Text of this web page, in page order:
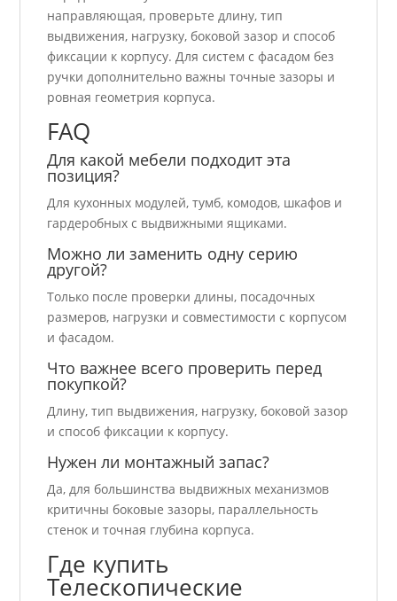
направляющая, проверьте длину, тип
выдвижения, нагрузку, боковой зазор и способ
фиксации к корпусу. Для систем с фасадом без
ручки дополнительно важны точные зазоры и
ровная геометрия корпуса.
FAQ
Для какой мебели подходит эта
позиция?
Для кухонных модулей, тумб, комодов, шкафов и
гардеробных с выдвижными ящиками.
Можно ли заменить одну серию
другой?
Только после проверки длины, посадочных
размеров, нагрузки и совместимости с корпусом
и фасадом.
Что важнее всего проверить перед
покупкой?
Длину, тип выдвижения, нагрузку, боковой зазор
и способ фиксации к корпусу.
Нужен ли монтажный запас?
Да, для большинства выдвижных механизмов
критичны боковые зазоры, параллельность
стенок и точная глубина корпуса.
Где купить
Телескопические